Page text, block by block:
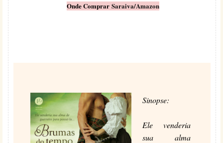
Onde ComprarSaraiva/Amazon
Sinopse:
Ele venderia
sua alma